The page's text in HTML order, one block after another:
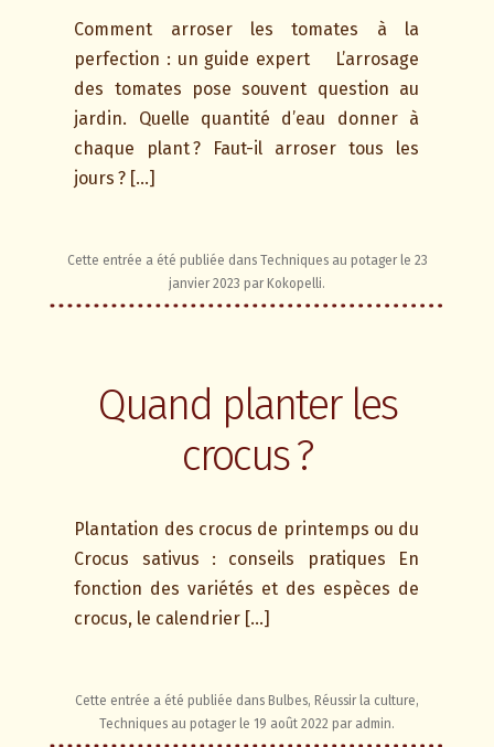
Comment arroser les tomates à la
perfection : un guide expert L’arrosage
des tomates pose souvent question au
jardin. Quelle quantité d’eau donner à
chaque plant ? Faut-il arroser tous les
jours ? […]
Cette entrée a été publiée dans Techniques au potagerle 23
janvier 2023 par Kokopelli.
Quand planter les
crocus ?
Plantation des crocus de printemps ou du
Crocus sativus : conseils pratiques En
fonction des variétés et des espèces de
crocus, le calendrier […]
Cette entrée a été publiée dans Bulbes, Réussir la culture,
Techniques au potager le 19 août 2022 par admin.